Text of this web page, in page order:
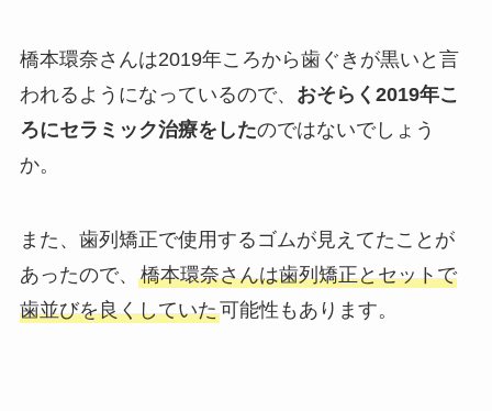
橋本環奈さんは2019年ころから歯ぐきが黒いと言
われるようになっているので、 おそらく2019年こ
ろにセラミック治療をしたのではないでしょう
か。
また、歯列矯正で使用するゴムが見えてたことが
あったので、 橋本環奈さんは歯列矯正とセットで
歯並びを良くしていた可能性もあります。